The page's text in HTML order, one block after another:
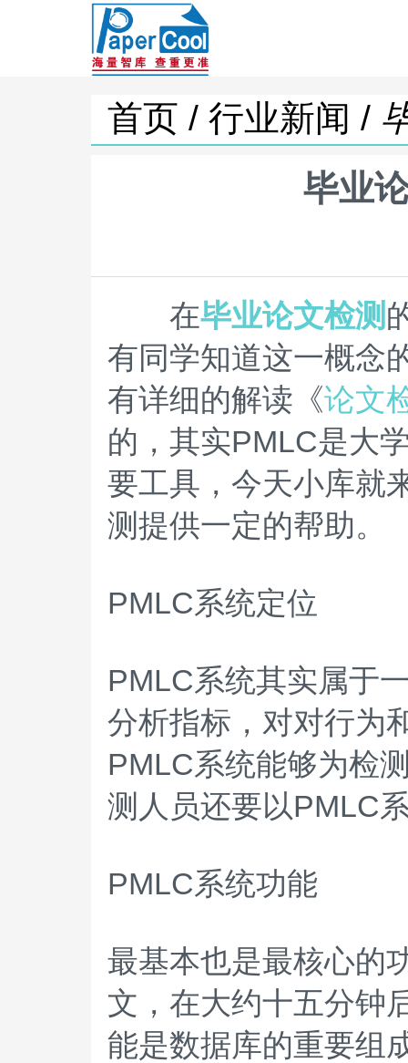
首页 / 行业新闻 /
毕业
在毕业论文检测
有同学知道这一概念
有详细的解读《论文
的，其实PMLC是大
要工具，今天小库就
测提供一定的帮助。
PMLC系统定位
PMLC系统其实属于
分析指标，对对行为
PMLC系统能够为检
测人员还要以PMLC
PMLC系统功能
最基本也是最核心的
文，在大约十五分钟
能是数据库的重要组